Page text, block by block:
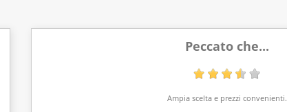
Peccato che...
Ampia scelta e prezzi convenienti.